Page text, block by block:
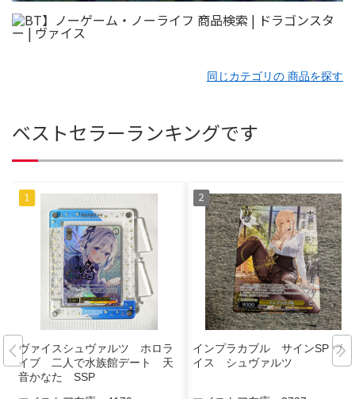
同じカテゴリの 商品を探す
ベストセラーランキングです
ヴァイスシュヴァルツ ホロラ
イブ 二人で水族館デート 天
音かなた SSP
インプラカブル サインSP ヴァ
イス シュヴァルツ